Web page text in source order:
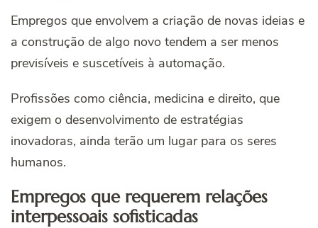
Empregos que envolvem a criação de novas ideias e
a construção de algo novo tendem a ser menos
previsíveis e suscetíveis à automação.
Profissões como ciência, medicina e direito, que
exigem o desenvolvimento de estratégias
inovadoras, ainda terão um lugar para os seres
humanos.
Empregos que requerem relações
interpessoais sofisticadas